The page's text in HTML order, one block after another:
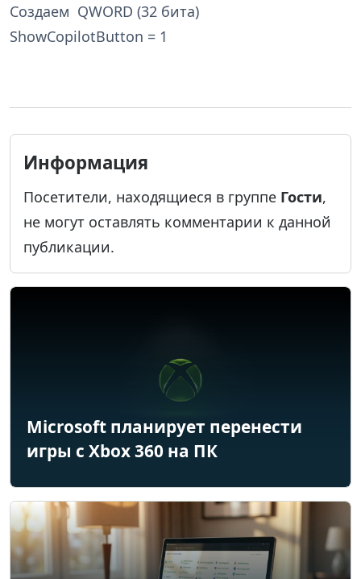
Создаем QWORD (32 бита)
ShowCopilotButton = 1
Информация
Посетители, находящиеся в группе Гости,
не могут оставлять комментарии к данной
публикации.
Microsoft планирует перенести
игры с Xbox 360 на ПК